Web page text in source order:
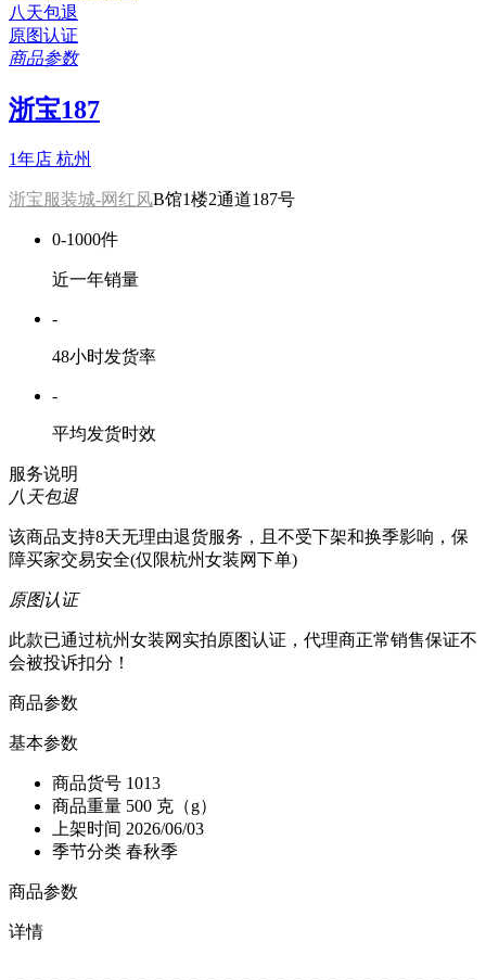
八天包退
原图认证
商品参数
浙宝187
1年店 杭州
浙宝服装城-网红风B馆1楼2通道187号
0-1000件
近一年销量
-
48小时发货率
-
平均发货时效
服务说明
八天包退
该商品支持8天无理由退货服务，且不受下架和换季影响，保
障买家交易安全(仅限杭州女装网下单)
原图认证
此款已通过杭州女装网实拍原图认证，代理商正常销售保证不
会被投诉扣分！
商品参数
基本参数
商品货号 1013
商品重量 500 克（g）
上架时间 2026/06/03
季节分类 春秋季
商品参数
详情